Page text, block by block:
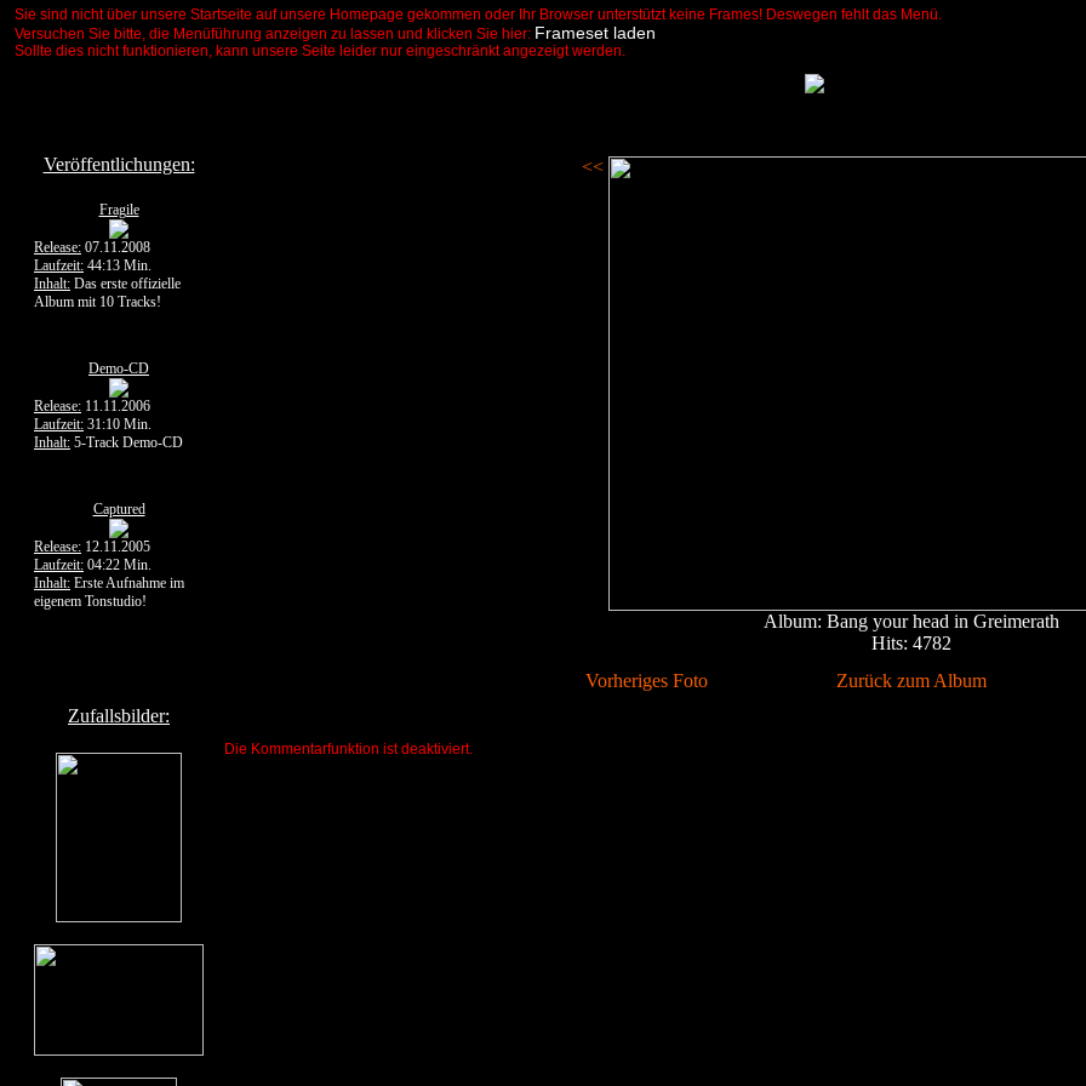
Sie sind nicht über unsere Startseite auf unsere Homepage gekommen oder Ihr Browser unterstützt keine Frames! Deswegen fehlt das Menü.
Versuchen Sie bitte, die Menüführung anzeigen zu lassen und klicken Sie hier: Frameset laden
Sollte dies nicht funktionieren, kann unsere Seite leider nur eingeschränkt angezeigt werden.
Veröffentlichungen:
Fragile
Release: 07.11.2008
Laufzeit: 44:13 Min.
Inhalt: Das erste offizielle
Album mit 10 Tracks!
Demo-CD
Release: 11.11.2006
Laufzeit: 31:10 Min.
Inhalt: 5-Track Demo-CD
Captured
Release: 12.11.2005
Laufzeit: 04:22 Min.
Inhalt: Erste Aufnahme im
eigenem Tonstudio!
Zufallsbilder:
<<
Album: Bang your head in Greimerath
Hits: 4782
Vorheriges Foto
Zurück zum Album
Die Kommentarfunktion ist deaktiviert.